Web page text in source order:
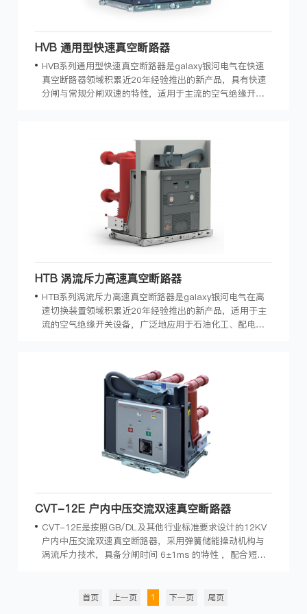
HVB 通用型快速真空断路器
HVB系列通用型快速真空断路器是galaxy银河电气在快速
真空断路器领域积累近20年经验推出的新产品，具有快速
分闸与常规分闸双速的特性，适用于主流的空气绝缘开关
HTB 涡流斥力高速真空断路器
HTB系列涡流斥力高速真空断路器是galaxy银河电气在高
速切换装置领域积累近20年经验推出的新产品，适用于主
流的空气绝缘开关设备，广泛地应用于石油化工、配电系
CVT-12E 户内中压交流双速真空断路器
CVT-12E是按照GB/DL及其他行业标准要求设计的12KV
户内中压交流双速真空断路器，采用弹簧储能操动机构与
涡流斥力技术，具备分闸时间 6±1ms 的特性 ，配合短路
首页 上一页 1 下一页 尾页